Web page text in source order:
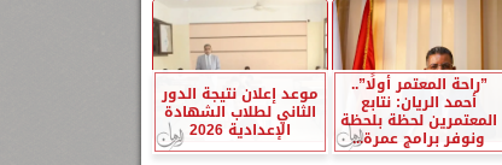
”راحة المعتمر أولًا”..
أحمد الريان: نتابع
المعتمرين لحظة بلحظة
ونوفر برامج عمرة...
موعد إعلان نتيجة الدور
الثاني لطلاب الشهادة
الإعدادية 2026